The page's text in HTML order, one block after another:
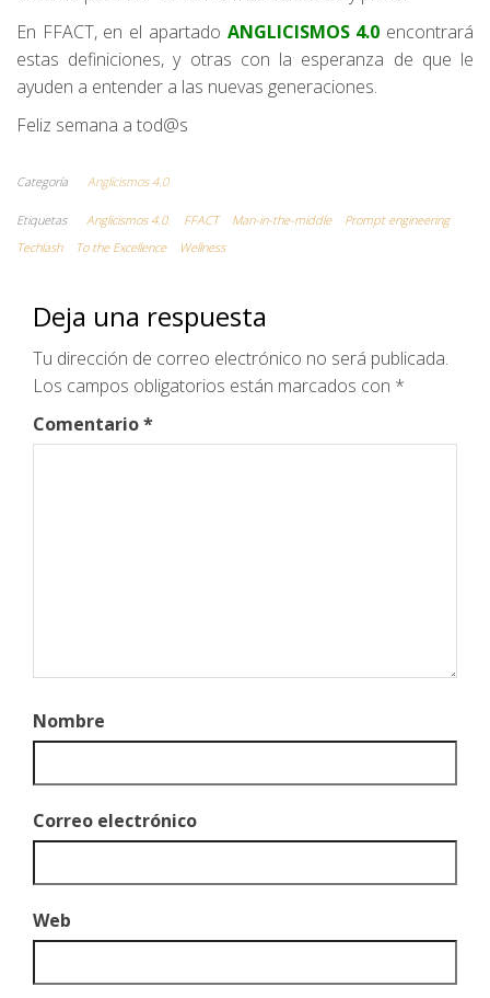
En FFACT, en el apartado ANGLICISMOS 4.0 encontrará
estas definiciones, y otras con la esperanza de que le
ayuden a entender a las nuevas generaciones.
Feliz semana a tod@s
Categoría Anglicismos 4.0
Etiquetas Anglicismos 4.0. FFACT Man-in-the-middle
Prompt engineering
Techlash
To the Excellence Wellness
Deja una respuesta
Tu dirección de correo electrónico no será publicada.
Los campos obligatorios están marcados con *
Comentario*
Nombre
Correo electrónico
Web